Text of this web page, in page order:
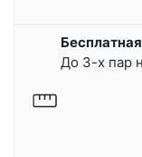
До 3-х пар